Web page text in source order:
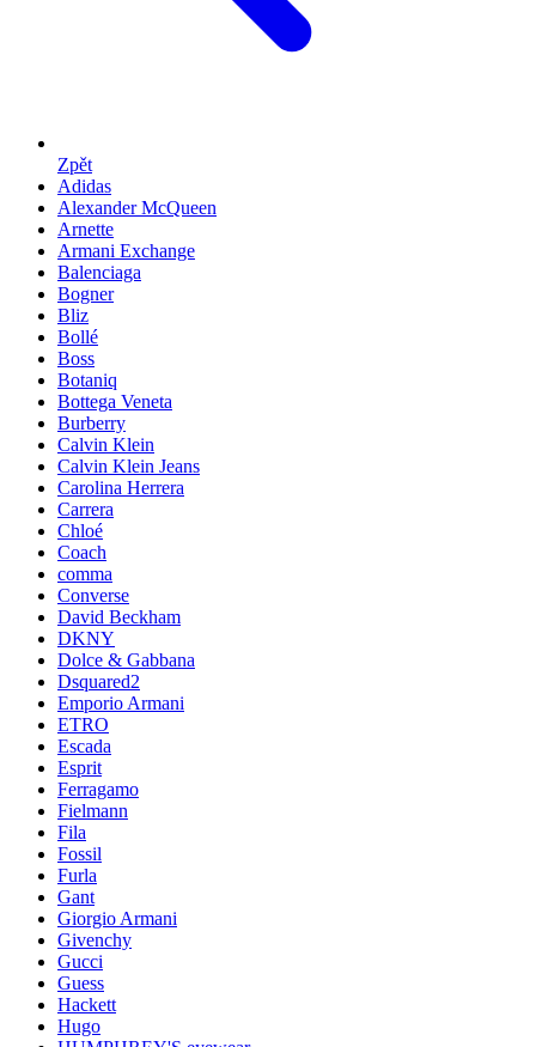
Zpět
Adidas
Alexander McQueen
Arnette
Armani Exchange
Balenciaga
Bogner
Bliz
Bollé
Boss
Botaniq
Bottega Veneta
Burberry
Calvin Klein
Calvin Klein Jeans
Carolina Herrera
Carrera
Chloé
Coach
comma
Converse
David Beckham
DKNY
Dolce & Gabbana
Dsquared2
Emporio Armani
ETRO
Escada
Esprit
Ferragamo
Fielmann
Fila
Fossil
Furla
Gant
Giorgio Armani
Givenchy
Gucci
Guess
Hackett
Hugo